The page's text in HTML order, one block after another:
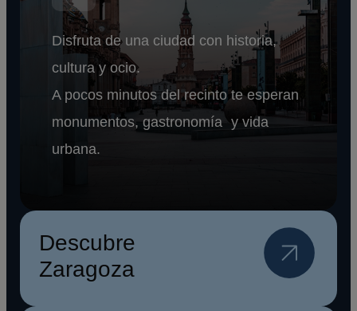
Disfruta de una ciudad con historia,
cultura y ocio.
A pocos minutos del recinto te esperan
monumentos, gastronomía y vida
urbana.
Descubre
Zaragoza